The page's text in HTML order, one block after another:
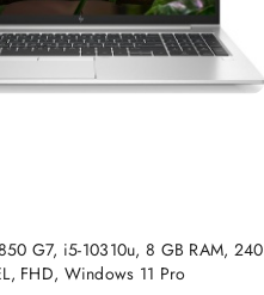
G7, i5-10310u, 8 GB RAM, 240
FHD, Windows 11 Pro
DO KOSZYKA